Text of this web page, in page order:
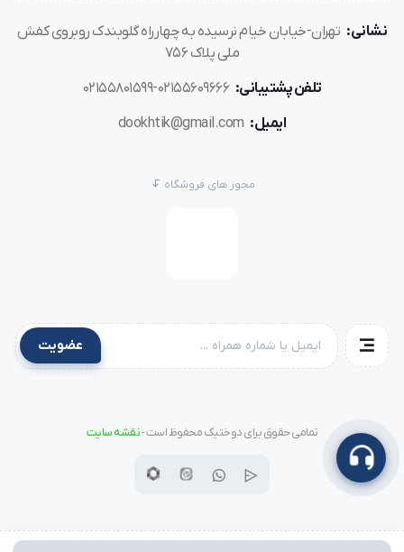
کاربردهای بایندر
دوخت سجاف
لبه‌دوزی آستین
این دستگاه معمولاً همراه با سرووموتور نصب می‌شود تا:
مصرف برق کاهش یابد
کیفیت دوخت در کارهای طولانی‌مدت ثابت بماند
نشانی: تهران-خیابان خیام نرسیده به چهارراه گلوبندک روبروی کفش
ملی پلاک 756
تلفن پشتیبانی: 02155609666-02155801599
ایمیل: dookhtik@gmail.com
مجوز های فروشگاه
عضویت
تمامی حقوق برای دوختیک محفوظ است -نقشه سایت